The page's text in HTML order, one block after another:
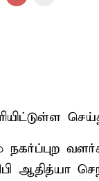
நகர்ப்புற
ஆதித்யா